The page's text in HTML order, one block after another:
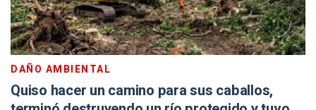
DAÑO AMBIENTAL
Quiso hacer un camino para sus caballos,